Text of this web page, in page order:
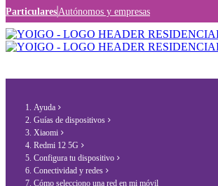
Particulares Autónomos y empresas
Ayuda
Guías de dispositivos
Xiaomi
Redmi 12 5G
Configura tu dispositivo
Conectividad y redes
Cómo selecciono una red en mi móvil